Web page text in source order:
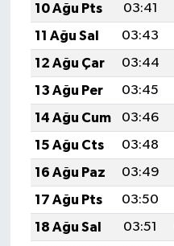
10 Ağu Pts
03:41
11 Ağu Sal
03:43
12 Ağu Çar
03:44
13 Ağu Per
03:45
14 Ağu Cum
03:46
15 Ağu Cts
03:48
16 Ağu Paz
03:49
17 Ağu Pts
03:50
18 Ağu Sal
03:51